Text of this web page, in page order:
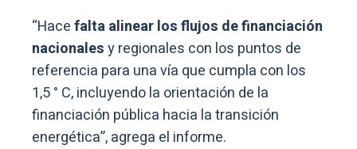
“Hacefalta alinear los flujos de financiación
nacionalesy regionales con los puntos de
referencia para una vía que cumpla con los
1,5 ° C, incluyendo la orientación de la
financiación pública hacia la transición
energética”, agrega el informe.